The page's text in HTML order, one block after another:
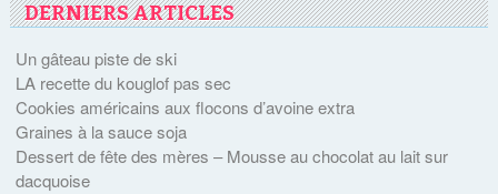
DERNIERS ARTICLES
Un gâteau piste de ski
LA recette du kouglof pas sec
Cookies américains aux flocons d’avoine extra
Graines à la sauce soja
Dessert de fête des mères – Mousse au chocolat au lait sur
dacquoise